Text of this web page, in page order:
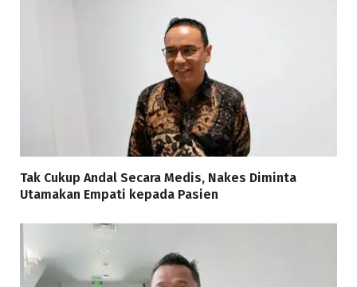
Tak Cukup Andal Secara Medis, Nakes Diminta
Utamakan Empati kepada Pasien